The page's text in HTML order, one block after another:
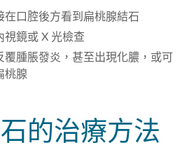
在口腔後方看到扁桃腺結石
視鏡或 X 光檢查
腫脹發炎，甚至出現化膿，或可
桃腺
的治療方法